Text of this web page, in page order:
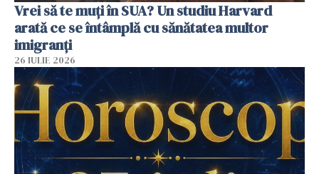
Vrei să te muți în SUA? Un studiu Harvard
arată ce se întâmplă cu sănătatea multor
imigranți
26 IULIE 2026